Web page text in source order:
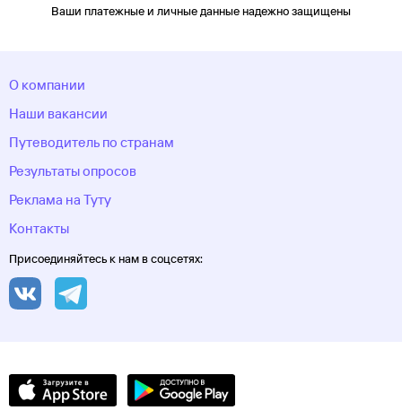
Ваши платежные и личные данные надежно защищены
О компании
Наши вакансии
Путеводитель по странам
Результаты опросов
Реклама на Туту
Контакты
Присоединяйтесь к нам в соцсетях: